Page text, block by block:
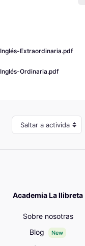
Inglés-Extraordinaria.pdf
Inglés-Ordinaria.pdf
Saltar a actividad
Academia La llibreta
Sobre nosotras
Blog
New